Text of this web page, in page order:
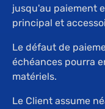
jusqu'au paiement
principal et
Le défaut de
échéances pourra
matériels.
Le Client assume